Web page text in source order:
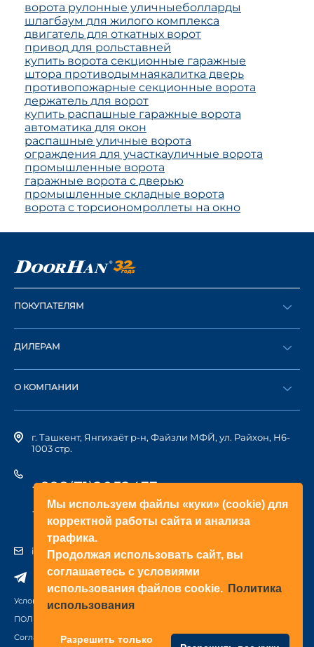
Мы используем файлы «куки» (cookie) для
корректной работы сайта и анализа
трафика.
Продолжая использовать сайт, вы
соглашаетесь с условиями
использования файлов cookie. Политика
использования
Разрешить только
ворота рулонные уличныеболларды
шлагбаум для жилого комплекса
двигатель для откатных ворот
привод для рольставней
купить ворота секционные гаражные
штора противодымнаякалитка дверь
противопожарные секционные ворота
держатель для ворот
купить распашные гаражные ворота
автоматика для окон
распашные уличные ворота
ограждения для участкауличные ворота
промышленные ворота
гаражные ворота с дверью
промышленные складные ворота
ворота с торсиономроллеты на окно
ПОКУПАТЕЛЯМ
Оформить заказ
Каталог
ДИЛЕРАМ
Стать дилером
О КОМПАНИИ
История компании
г. Ташкент, Янгихаёт р-н, Файзли МФЙ, ул. Райхон, Н6-
1003 стр.
+998(71)2052433
+998(71)2052422
info@doorhan.uz
Условия использования сайта
ПОЛИТИКА КОНФИДЕНЦИАЛЬНОСТИ
Соглашение на обработку персональных данных